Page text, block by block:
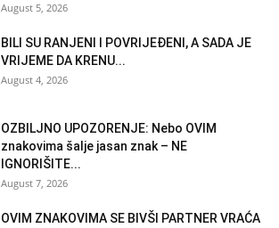
August 5, 2026
BILI SU RANJENI I POVRIJEĐENI, A SADA JE
VRIJEME DA KRENU...
August 4, 2026
OZBILJNO UPOZORENJE: Nebo OVIM
znakovima šalje jasan znak – NE
IGNORIŠITE...
August 7, 2026
OVIM ZNAKOVIMA SE BIVŠI PARTNER VRAĆA